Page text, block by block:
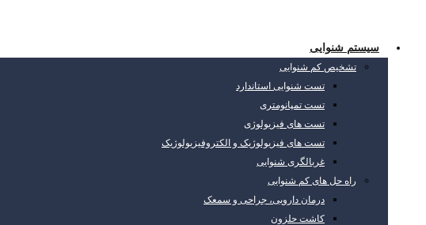
سیستم شنوایی
تشخیص کم شنوایی
تست شنوایی استاندارد
تست تمپانومتری
تست های فیزیولوژی
تست های فیزیولوژیک و الکتروفیزیولوژیک
غربالگری شنوایی
راه حل های کم شنوایی
درمان دارویی، جراحی و سمعک
کاشت حلزون